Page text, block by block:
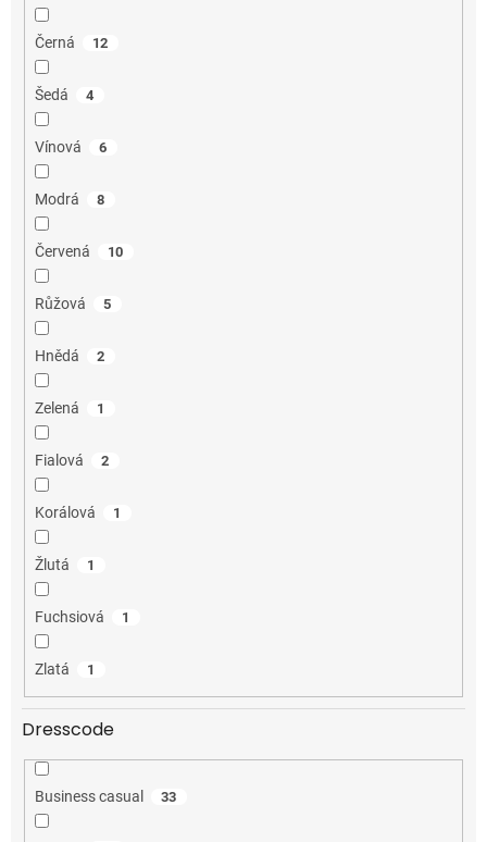
Černá 12
Šedá 4
Vínová 6
Modrá 8
Červená 10
Růžová 5
Hnědá 2
Zelená 1
Fialová 2
Korálová 1
Žlutá 1
Fuchsiová 1
Zlatá 1
Dresscode
Business casual 33